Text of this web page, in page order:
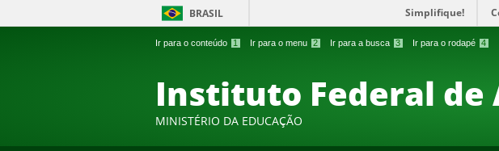
Ir para o conteúdo 1 Ir para o menu 2 Ir para a busca 3 Ir para o rodapé 4
BRASIL Simplifique!
Instituto Federal de
MINISTÉRIO DA EDUCAÇÃO